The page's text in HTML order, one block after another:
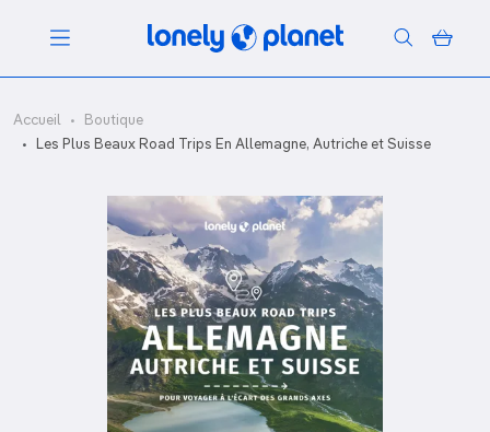
Menu
Votre recherche
Accueil
Boutique
Les Plus Beaux Road Trips En Allemagne, Autriche et Suisse